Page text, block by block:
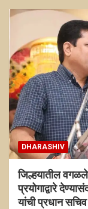
DHARASHIV
जिल्हयातील
प्रयोगाद्वारे
यांची प्रधान